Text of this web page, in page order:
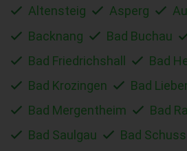
Altensteig
Asperg
Backnang Bad Buchau
Bad Friedrichshall
Bad
Bad Krozingen
Bad
Bad Mergentheim
Bad
Bad Saulgau
Bad